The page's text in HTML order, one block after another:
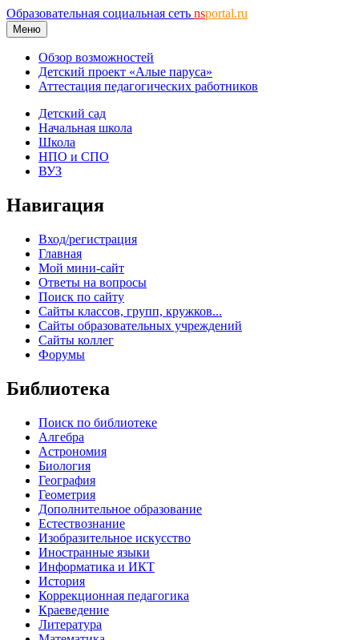
Образовательная социальная сеть nsportal.ru
Меню
Обзор возможностей
Детский проект «Алые паруса»
Аттестация педагогических работников
Детский сад
Начальная школа
Школа
НПО и СПО
ВУЗ
Навигация
Вход/регистрация
Главная
Мой мини-сайт
Ответы на вопросы
Поиск по сайту
Сайты классов, групп, кружков...
Сайты образовательных учреждений
Сайты коллег
Форумы
Библиотека
Поиск по библиотеке
Алгебра
Астрономия
Биология
География
Геометрия
Дополнительное образование
Естествознание
Изобразительное искусство
Иностранные языки
Информатика и ИКТ
История
Коррекционная педагогика
Краеведение
Литература